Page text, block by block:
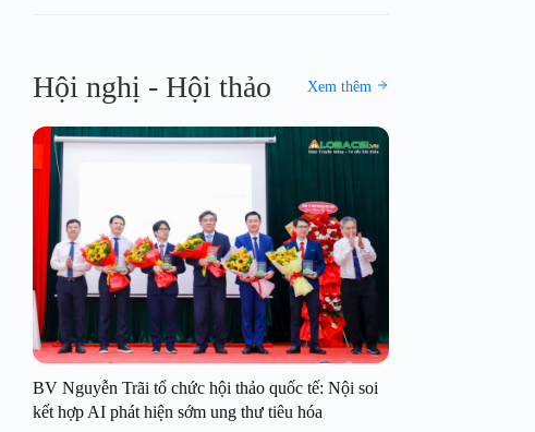
Hội nghị - Hội thảo Xem thêm
BV Nguyễn Trãi tổ chức hội thảo quốc tế: Nội soi
kết hợp AI phát hiện sớm ung thư tiêu hóa